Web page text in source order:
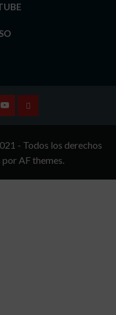
YoutubeTÉRMINOS
CONDICIONES
- Todos los derechos
por AF themes.